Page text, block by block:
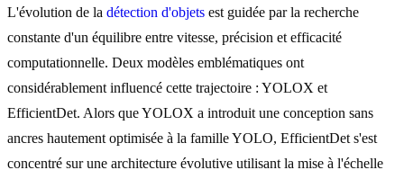
L'évolution de la détection d'objets est guidée par la recherche
constante d'un équilibre entre vitesse, précision et efficacité
computationnelle. Deux modèles emblématiques ont
considérablement influencé cette trajectoire : YOLOX et
EfficientDet. Alors que YOLOX a introduit une conception sans
ancres hautement optimisée à la famille YOLO, EfficientDet s'est
concentré sur une architecture évolutive utilisant la mise à l'échelle